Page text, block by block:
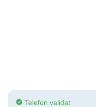
Telefon validat